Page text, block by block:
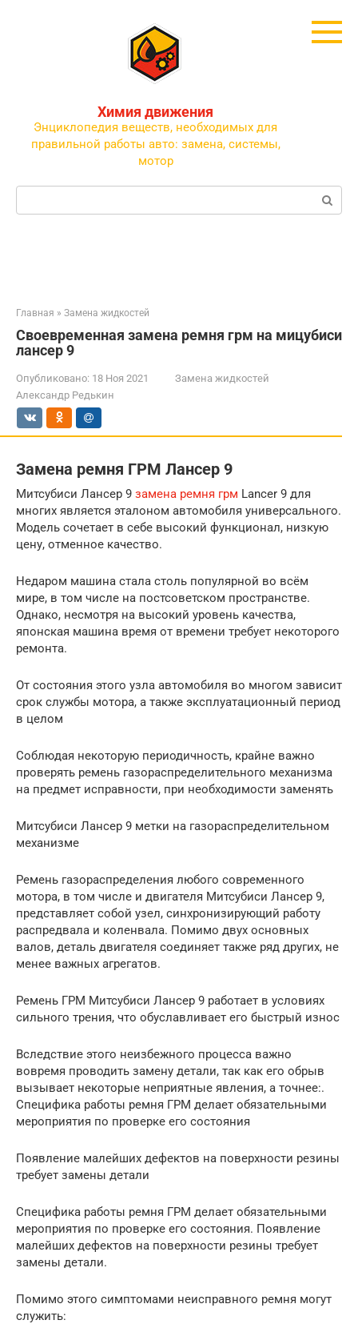
Химия движения
Энциклопедия веществ, необходимых для
правильной работы авто: замена, системы,
мотор
Поиск:
Главная » Замена жидкостей
Своевременная замена ремня грм на мицубиси
лансер 9
Опубликовано: 18 Ноя 2021
Замена жидкостей
Александр Редькин
Замена ремня ГРМ Лансер 9
Митсубиси Лансер 9 замена ремня грм Lancer 9 для
многих является эталоном автомобиля универсального.
Модель сочетает в себе высокий функционал, низкую
цену, отменное качество.
Недаром машина стала столь популярной во всём
мире, в том числе на постсоветском пространстве.
Однако, несмотря на высокий уровень качества,
японская машина время от времени требует некоторого
ремонта.
От состояния этого узла автомобиля во многом зависит
срок службы мотора, а также эксплуатационный период
в целом
Соблюдая некоторую периодичность, крайне важно
проверять ремень газораспределительного механизма
на предмет исправности, при необходимости заменять
Митсубиси Лансер 9 метки на газораспределительном
механизме
Ремень газораспределения любого современного
мотора, в том числе и двигателя Митсубиси Лансер 9,
представляет собой узел, синхронизирующий работу
распредвала и коленвала. Помимо двух основных
валов, деталь двигателя соединяет также ряд других, не
менее важных агрегатов.
Ремень ГРМ Митсубиси Лансер 9 работает в условиях
сильного трения, что обуславливает его быстрый износ
Вследствие этого неизбежного процесса важно
вовремя проводить замену детали, так как его обрыв
вызывает некоторые неприятные явления, а точнее:.
Специфика работы ремня ГРМ делает обязательными
мероприятия по проверке его состояния
Появление малейших дефектов на поверхности резины
требует замены детали
Специфика работы ремня ГРМ делает обязательными
мероприятия по проверке его состояния. Появление
малейших дефектов на поверхности резины требует
замены детали.
Помимо этого симптомами неисправного ремня могут
служить: